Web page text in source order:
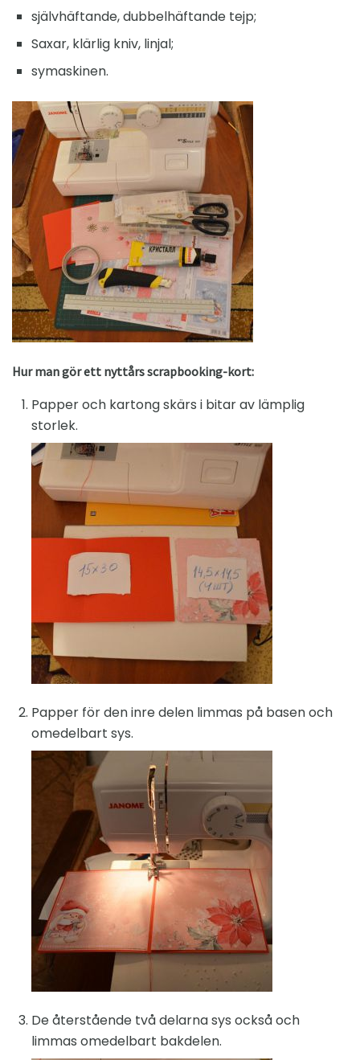
självhäftande, dubbelhäftande tejp;
Saxar, klärlig kniv, linjal;
symaskinen.
Hur man gör ett nyttårs scrapbooking-kort:
Papper och kartong skärs i bitar av lämplig
storlek.
Papper för den inre delen limmas på basen och
omedelbart sys.
De återstående två delarna sys också och
limmas omedelbart bakdelen.